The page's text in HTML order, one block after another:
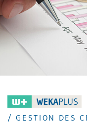
/ GESTION DES